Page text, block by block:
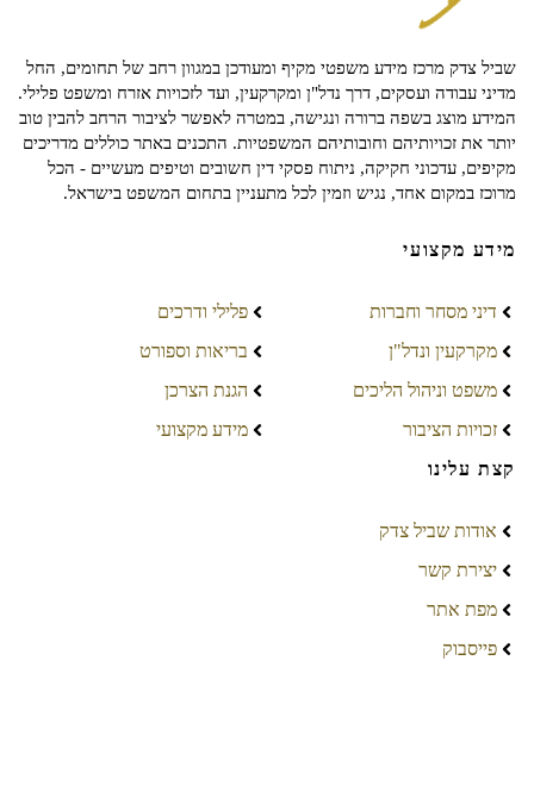
שביל צדק מרכז מידע משפטי מקיף ומעודכן במגוון רחב של תחומים, החל
מדיני עבודה ועסקים, דרך נדל"ן ומקרקעין, ועד לזכויות אזרח ומשפט פלילי.
המידע מוצג בשפה ברורה ונגישה, במטרה לאפשר לציבור הרחב להבין טוב
יותר את זכויותיהם וחובותיהם המשפטיות. התכנים באתר כוללים מדריכים
מקיפים, עדכוני חקיקה, ניתוח פסקי דין חשובים וטיפים מעשיים - הכל
מרוכז במקום אחד, נגיש וזמין לכל מתעניין בתחום המשפט בישראל.
מידע מקצועי
דיני מסחר וחברות
מקרקעין ונדל"ן
משפט וניהול הליכים
זכויות הציבור
פלילי ודרכים
בריאות וספורט
הגנת הצרכן
מידע מקצועי
קצת עלינו
אודות שביל צדק
יצירת קשר
מפת אתר
פייסבוק